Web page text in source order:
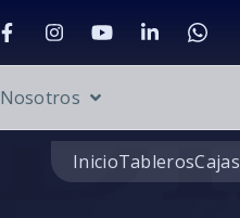
Nosotros
InicioTablerosCajas